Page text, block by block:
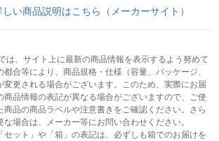
しい商品説明はこちら（メーカーサイト）
は、サイト上に最新の商品情報を表示するよう努めて
合等により、商品規格・仕様（容量、パッケージ、
変更される場合がございます。このため、実際にお届
商品情報の表記が異なる場合がございますので、ご使
商品の商品ラベルや注意書きをご確認ください。さら
場合は、メーカー等にお問い合わせください。
セット」や「箱」の表記は、必ずしも箱でのお届けを